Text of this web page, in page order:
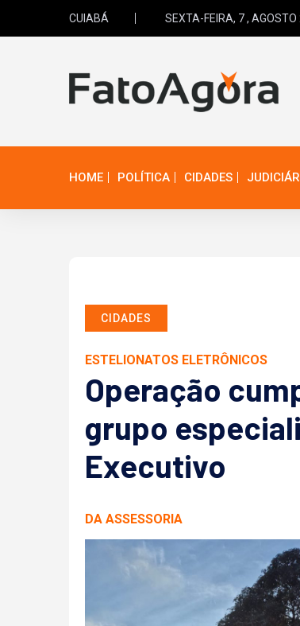
CUIABÁ SEXTA-FEIRA, 7 ,
HOME POLÍTICA CIDADES
CIDADES
ESTELIONATOS ELETRÔNICOS
Operação
grupo
Executivo
DA ASSESSORIA